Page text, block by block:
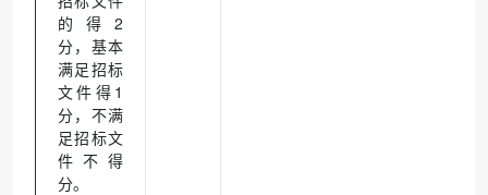
的得2
分，基本
满足招标
文件得1
分，不满
足招标文
件不得
分。